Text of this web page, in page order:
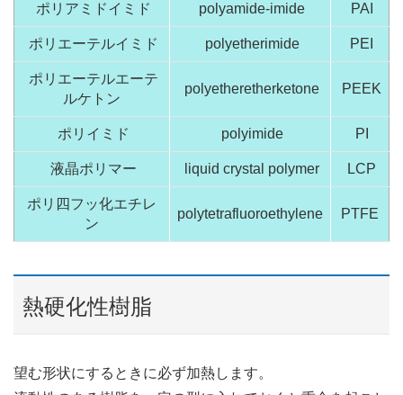
ポリアミドイミド polyamide-imide PAI
ポリエーテルイミド polyetherimide PEI
ポリエーテルエーテ
ルケトン
polyetheretherketone PEEK
ポリイミド polyimide PI
液晶ポリマー liquid crystal polymer LCP
ポリ四フッ化エチレ
ン
polytetrafluoroethylene PTFE
熱硬化性樹脂
望む形状にするときに必ず加熱します。